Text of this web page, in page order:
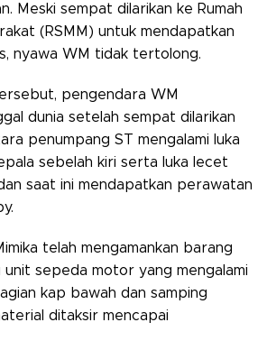
Meski sempat dilarikan ke Rumah
(RSMM) untuk mendapatkan
nyawa WM tidak tertolong.
pengendara WM
dunia setelah sempat dilarikan
penumpang ST mengalami luka
sebelah kiri serta luka lecet
saat ini mendapatkan perawatan
telah mengamankan barang
sepeda motor yang mengalami
kap bawah dan samping
ditaksir mencapai